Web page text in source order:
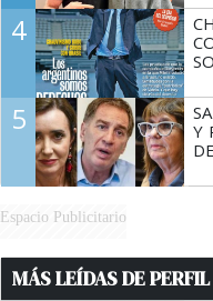
4
5
Y
Espacio Publicitario
MÁS LEÍDAS DE PERFIL